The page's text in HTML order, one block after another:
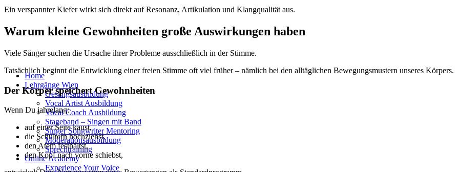
Ein verspannter Kiefer wirkt sich direkt auf Resonanz, Artikulation und Klangqualität aus.
Warum kleine Gewohnheiten große Auswirkungen haben
Viele Sänger suchen die Ursache ihrer Probleme ausschließlich in der Stimme.
Tatsächlich beginnt die Entwicklung einer freien Stimme oft viel früher – nämlich bei den alltäglichen Bewegungsmustern unseres Körpers.
Der Körper speichert Gewohnheiten
Wenn Du jahrelang:
auf einer Seite kaust,
die Schultern hochziehst,
den Atem festhältst,
den Kopf nach vorne schiebst,
Hoch
scrollenHome
Lehrgänge Wien
Gesangsausbildung
Vocal Artist Ausbildung
Vocal Coach Ausbildung
Stageband – Singen mit Band
Singer Songwriter Mentoring
Moderationsausbildung
Sprechtraining
Online Academy
Experience Your Voice